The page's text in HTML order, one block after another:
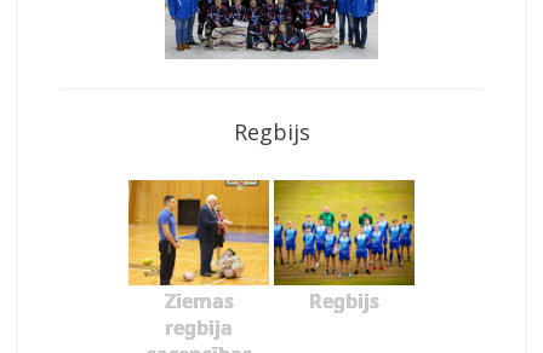
Regbijs
Ziemas
regbija
Regbijs